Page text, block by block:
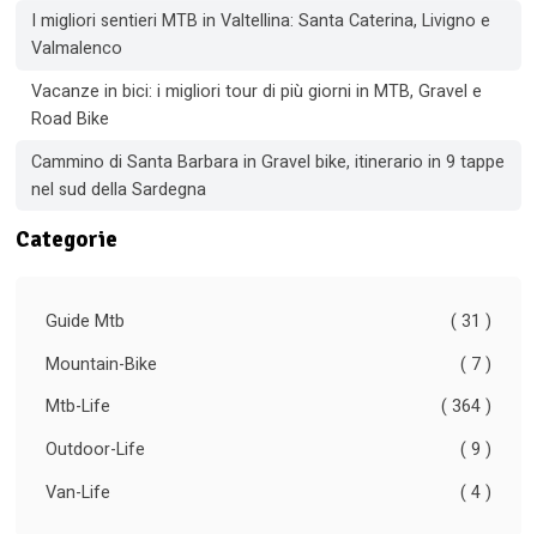
I migliori sentieri MTB in Valtellina: Santa Caterina, Livigno e
Valmalenco
Vacanze in bici: i migliori tour di più giorni in MTB, Gravel e
Road Bike
Cammino di Santa Barbara in Gravel bike, itinerario in 9 tappe
nel sud della Sardegna
Categorie
Guide Mtb
( 31 )
Mountain-Bike
( 7 )
Mtb-Life
( 364 )
Outdoor-Life
( 9 )
Van-Life
( 4 )